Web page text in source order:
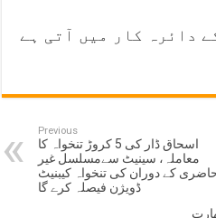
دائرہ کار میں آتی ہے
Previous
اسحاق ڈار کی 5 کروڑ تنخواہ کا
معاملہ، سینیٹ سےمسلسل غیر
کے دوران کی تنخواہ کیبنیٹ
ڈویژن فیصلہ کرے گا